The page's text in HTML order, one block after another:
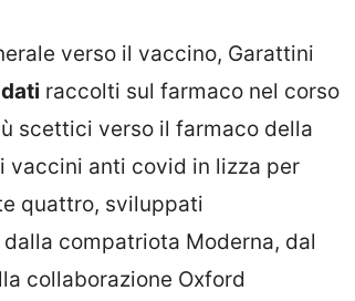
verso il vaccino, Garattini
raccolti sul farmaco nel corso
scettici verso il farmaco della
vaccini anti covid in lizza per
quattro, sviluppati
compatriota Moderna, dal
collaborazione Oxford